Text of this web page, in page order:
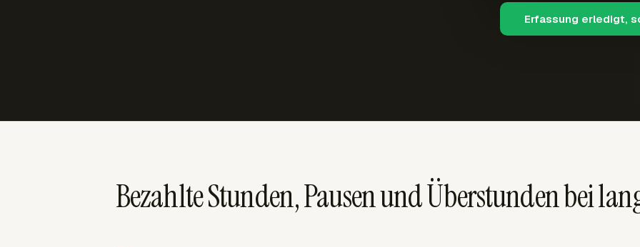
Erfassung erledigt,
Bezahlte Stunden, Pausen und Überstunden bei